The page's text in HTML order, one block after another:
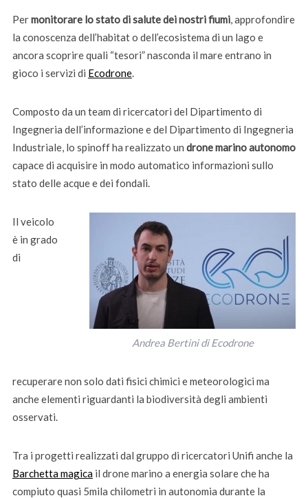
Permonitorare lo stato di salute dei nostri fiumi, approfondire
la conoscenza dell’habitat o dell’ecosistema di un lago e
ancora scoprire quali “tesori” nasconda il mare entrano in
gioco i servizi di Ecodrone.
Composto da un team di ricercatori del Dipartimento di
Ingegneria dell’informazione e del Dipartimento di Ingegneria
Industriale, lo spinoff ha realizzato un drone marino autonomo
capace di acquisire in modo automatico informazioni sullo
stato delle acque e dei fondali.
Andrea Bertini di Ecodrone
Il veicolo
è in grado
di
recuperare non solo dati fisici chimici e meteorologici ma
anche elementi riguardanti la biodiversità degli ambienti
osservati.
Tra i progetti realizzati dal gruppo di ricercatori Unifi anche la
Barchetta magicail drone marino a energia solare che ha
compiuto quasi 5mila chilometri in autonomia durante la